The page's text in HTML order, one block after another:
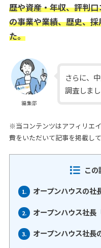
歴や資産・年収、評判
の事業や業績、歴史、
た。
編集部
さらに、
調査しま
※当コンテンツはアフィリエ
費をいただいて記事を掲載して
こ
1. オープンハウスの社
2. オープンハウス社長
3. オープンハウス社長